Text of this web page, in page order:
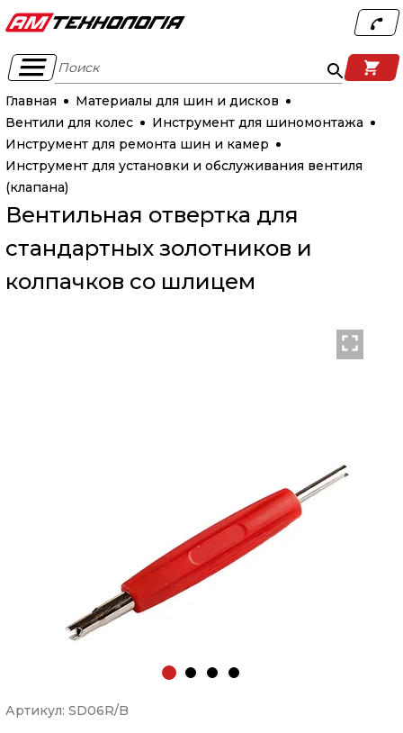
Поиск
Главная
Материалы для шин и дисков
Вентили для колес
Инструмент для шиномонтажа
Инструмент для ремонта шин и камер
Инструмент для установки и обслуживания вентиля
(клапана)
Вентильная отвертка для
стандартных золотников и
колпачков со шлицем
Артикул: SD06R/B